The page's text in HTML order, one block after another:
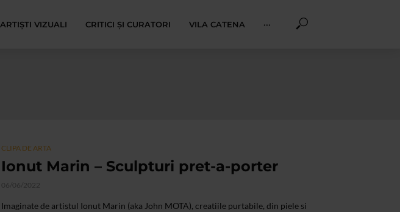
ARTIȘTI VIZUALI CRITICI ȘI CURATORI VILA CATENA ···
CLIPA DE ARTA
Ionut Marin – Sculpturi pret-a-porter
06/06/2022
Imaginate de artistul Ionut Marin (aka John MOTA), creatiile purtabile, din piele si